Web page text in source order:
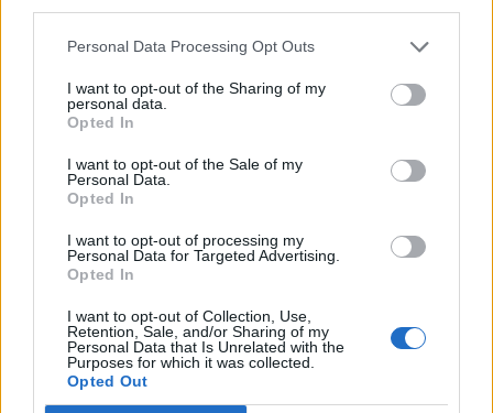
Personal Data Processing Opt Outs
I want to opt-out of the Sharing of my
personal data.
Opted In
I want to opt-out of the Sale of my
Personal Data.
Opted In
I want to opt-out of processing my
Personal Data for Targeted Advertising.
Opted In
I want to opt-out of Collection, Use,
Retention, Sale, and/or Sharing of my
Personal Data that Is Unrelated with the
Purposes for which it was collected.
Opted Out
kérelmét fogadta be az EXIM Magyarország a Demján
Sándor Program keretében meghirdetett új finanszírozási
lehetőségek valamelyikére, összesen 520 milliárd forint
értékben. Kapcsolódó cikkünk 2024. 12. 11. Megérkezett a
kormány újabb bejelentése: további 400 milliárdot kapnak
a magyar vállalkozások 2025. 02....
KEDVES OLVASÓNK!
tartozik, melynek olvasása előfizetéses
regisztrációhoz kötött.